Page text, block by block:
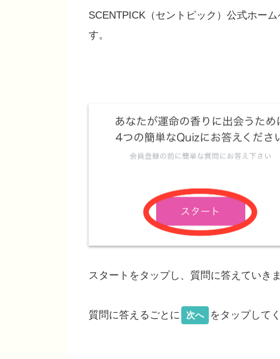
SCENTPICK（セントピック）公式ホー
す。
スタートをタップし、質問に答えていきま
質問に答えるごとに 次へ をタップして